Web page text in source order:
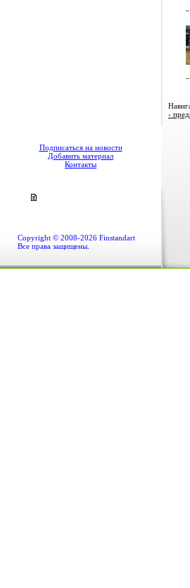
Подписаться на новости
Добавить материал
Контакты
Copyright © 2008-2026 Finstandart
Все права защищены.
‹